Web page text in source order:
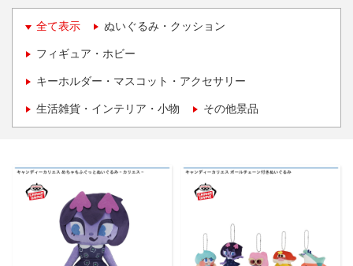
全て表示 ぬいぐるみ・クッション
フィギュア・ホビー
キーホルダー・マスコット・アクセサリー
生活雑貨・インテリア・小物 その他景品